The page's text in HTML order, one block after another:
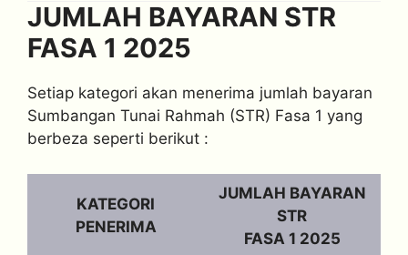
JUMLAH BAYARAN STR
FASA 1 2025
Setiap kategori akan menerima jumlah bayaran
Sumbangan Tunai Rahmah (STR) Fasa 1 yang
berbeza seperti berikut :
KATEGORI
PENERIMA
JUMLAH BAYARAN
STR
FASA 1 2025